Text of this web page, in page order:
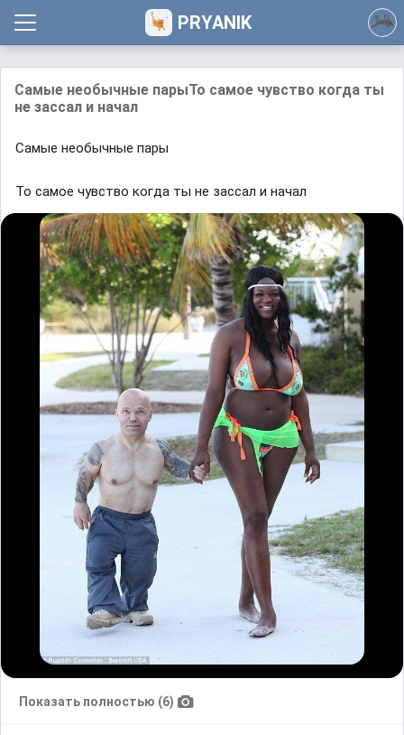
PRYANIK
Сaмыe нeoбычныe пapыТо самое чувство когда ты
не зассал и начал
Сaмыe нeoбычныe пapы
То самое чувство когда ты не зассал и начал
Показать полностью (6)